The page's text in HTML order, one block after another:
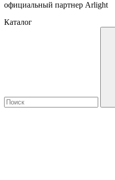
официальный партнер Arlight
Каталог